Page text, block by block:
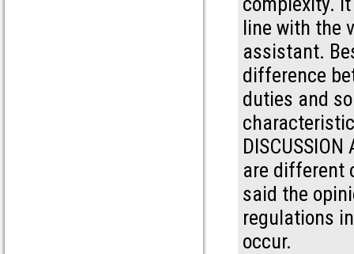
line with the
assistant.
difference
duties and
are different
said the
regulations
occur.